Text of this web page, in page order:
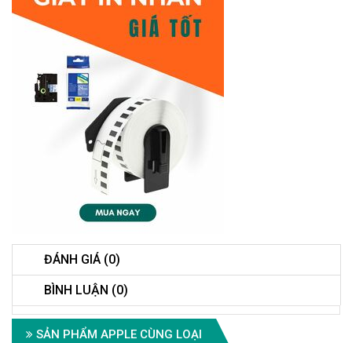
ĐÁNH GIÁ (0)
BÌNH LUẬN (0)
SẢN PHẨM APPLE CÙNG LOẠI